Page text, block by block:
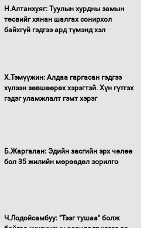
С.Амарсайхан: Иргэдийг хохироосон
ААН-ийн нуугтмал хөрөнгийг
битүүмжлэнэ
Н.Номтойбаяр: Аймгуудад тулгамдаж
буй асуудлуудыг Засгийн газрын
хуралдаанд танилцуулж,
эрэгтэйчүүдийн волейболын тэмцээнд
оролцож байгаа баг тамирчдад
Н.Алтанхуяг: Туулын хурдны замын
төсвийг хянан шалгах сонирхол
байхгүй гэдгээ ард түмэнд хэл
Х.Тэмүүжин: Алдаа гаргасан гэдгээ
хүлээн зөвшөөрөх хэрэгтэй. Хүн гүтгэх
гэдэг уламжлалт гэмт хэрэг
Б.Жаргалан: Эдийн засгийн эрх чөлөө
бол 35 жилийн мөрөөдөл зорилго
Ч.Лодойсамбуу: "Тээг тушаа" болж